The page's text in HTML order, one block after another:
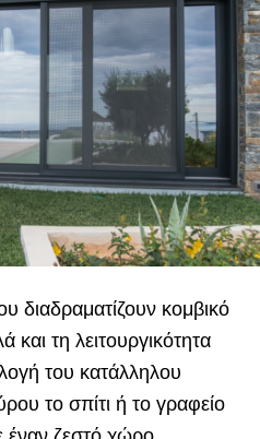
διαδραματίζουν κομβικό
και τη λειτουργικότητα
του κατάλληλου
το σπίτι ή το γραφείο